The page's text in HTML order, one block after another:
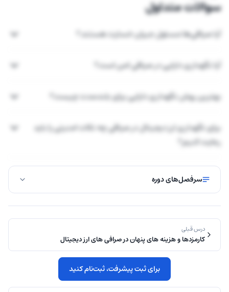
سوالات متداول
آیا صرافی‌ها مسئول جبران خسارت هستند؟
آیا نگهداری دارایی در صرافی امن است؟
بهترین روش نگهداری دارایی برای بلندمدت چیست؟
برای نگهداری ارز دیجیتال در صرافی چه نکات امنیتی را باید
رعایت کنیم؟
سرفصل‌های دوره
درس قبلی
کارمزدها و هزینه های پنهان در صرافی های ارز دیجیتال
برای ثبت پیشرفت، ثبت‌نام کنید